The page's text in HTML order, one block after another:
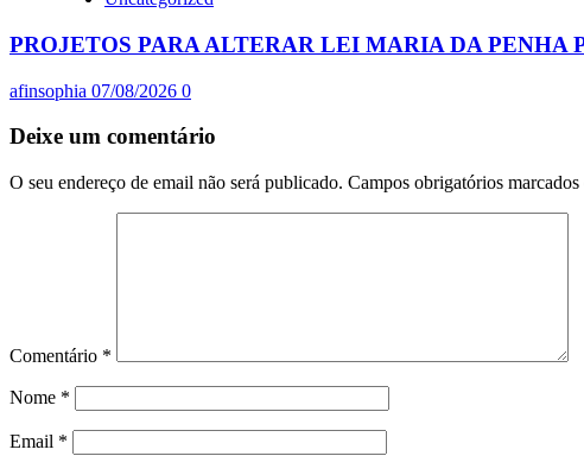
PROJETOS PARA ALTERAR LEI MARIA DA PENHA
afinsophia 07/08/2026 0
Deixe um comentário
O seu endereço de email não será publicado. Campos obrigatórios marcados
Comentário *
Nome *
Email *